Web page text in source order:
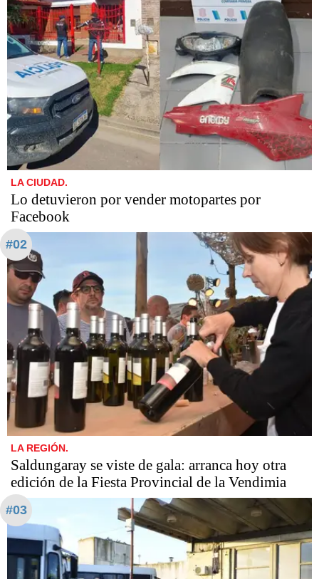
LA CIUDAD.
Lo detuvieron por vender motopartes por
Facebook
#02
LA REGIÓN.
Saldungaray se viste de gala: arranca hoy otra
edición de la Fiesta Provincial de la Vendimia
#03